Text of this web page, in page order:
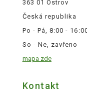
363 01 Ostrov
Česká republika
Po - Pá, 8:00 -
So - Ne, zavřeno
mapa zde
Kontakt